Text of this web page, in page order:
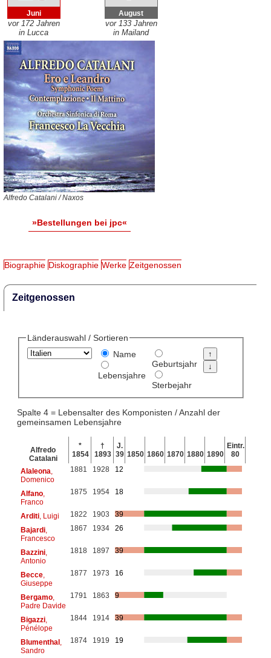
Juni
vor 172 Jahren
in Lucca
August
vor 133 Jahren
in Mailand
Alfredo Catalani / Naxos
»Bestellungen bei jpc«
Biographie Diskographie Werke Zeitgenossen
Zeitgenossen
Länderauswahl / Sortieren
Name
Lebensjahre
Geburtsjahr
Sterbejahr
Spalte 4 = Lebensalter des Komponisten / Anzahl der
gemeinsamen Lebensjahre
Alfredo
Catalani
*
1854
†
1893
J.
39 1850 1860 1870 1880 1890
Eintr.
80
Alaleona
Domenico
1881 1928 12
Alfano,
Franco
1875 1954 18
Arditi, Luigi 1822 1903
39
Bajardi,
Francesco
1867 1934 26
Bazzini,
Antonio
1818 1897 39
Becce,
Giuseppe
1877 1973 16
Bergamo,
Padre Davide
1791 1863 9
Bigazzi,
Pénélope
1844 1914 39
Blumenthal,
Sandro
1874 1919 19